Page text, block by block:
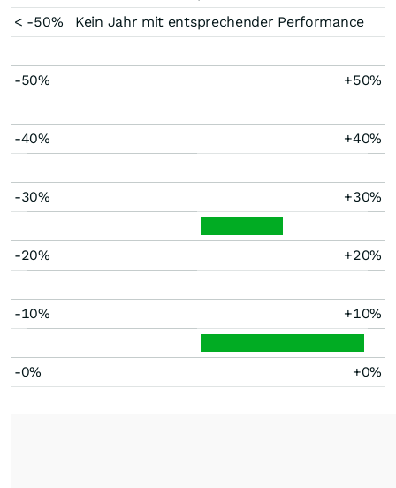
< -50%
Kein Jahr mit entsprechender Performance
-50% +50%
-40% +40%
-30% +30%
-20% +20%
-10% +10%
-0% +0%